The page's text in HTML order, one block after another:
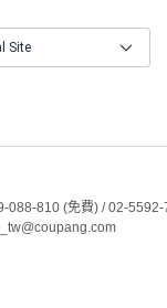
Site
088-810 (免費) / 02-